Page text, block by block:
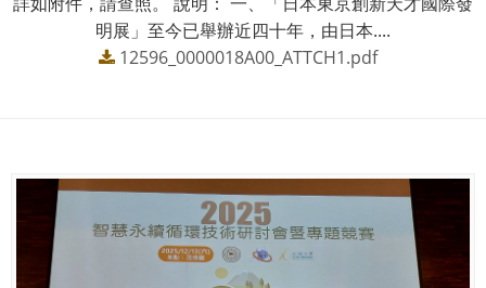
明展」至今已舉辦近四十年，由日本....
12596_0000018A00_ATTCH1.pdf